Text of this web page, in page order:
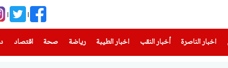
اخبار الناصرة
(current) أخبار النقب اخبار الطيبة(current) رياضة
(current) صحة(current) اقتصاد